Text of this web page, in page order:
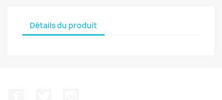
Détails du produit